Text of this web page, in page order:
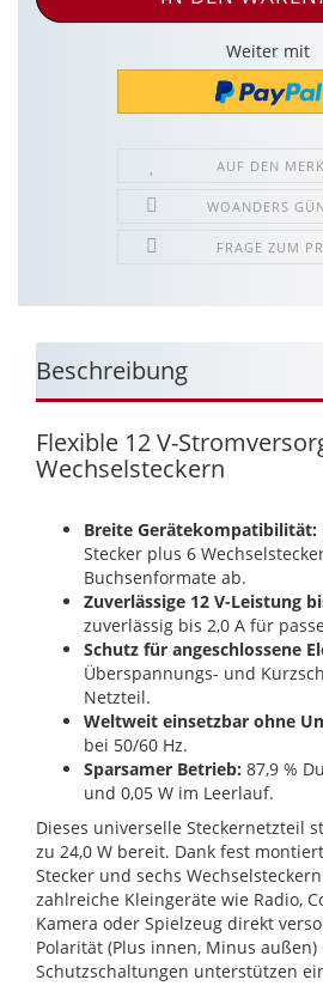
Weiter mit
AUF DEN
WOANDERS
FRAGE ZUM
Beschreibung
Flexible 12 V-
Wechselsteckern
Breite Gerätekompatibilität:
Stecker plus 6
Buchsenformate ab.
Zuverlässige 12 V-Leistung
zuverlässig bis 2,0 A für
Schutz für angeschlossene
Überspannungs- und
Netzteil.
Weltweit einsetzbar ohne
bei 50/60 Hz.
Sparsamer Betrieb: 87,9 %
und 0,05 W im Leerlauf.
Dieses universelle Steckernetzteil
zu 24,0 W bereit. Dank fest
Stecker und sechs
zahlreiche Kleingeräte wie Radio,
Kamera oder Spielzeug direkt
Polarität (Plus innen, Minus
Schutzschaltungen unterstützen